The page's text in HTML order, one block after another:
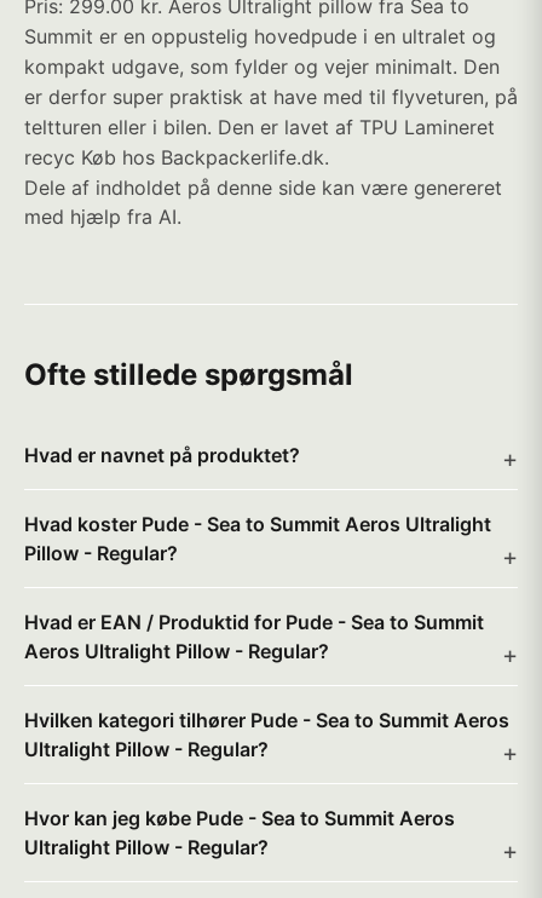
Pris: 299.00 kr. Aeros Ultralight pillow fra Sea to
Summit er en oppustelig hovedpude i en ultralet og
kompakt udgave, som fylder og vejer minimalt. Den
er derfor super praktisk at have med til flyveturen, på
teltturen eller i bilen. Den er lavet af TPU Lamineret
recyc Køb hos Backpackerlife.dk.
Dele af indholdet på denne side kan være genereret
med hjælp fra AI.
Ofte stillede spørgsmål
Hvad er navnet på produktet?
Hvad koster Pude - Sea to Summit Aeros Ultralight
Pillow - Regular?
Hvad er EAN / Produktid for Pude - Sea to Summit
Aeros Ultralight Pillow - Regular?
Hvilken kategori tilhører Pude - Sea to Summit Aeros
Ultralight Pillow - Regular?
Hvor kan jeg købe Pude - Sea to Summit Aeros
Ultralight Pillow - Regular?